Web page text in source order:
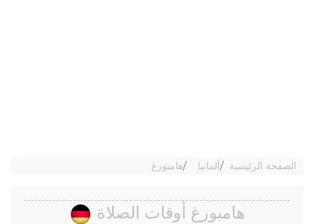
الصفحة الرئيسية ألمانيا هامبورغ
هامبورغ أوقات الصلاة